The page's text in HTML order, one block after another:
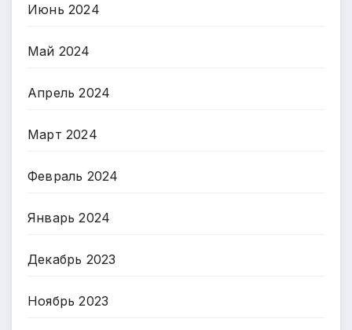
Июнь 2024
Май 2024
Апрель 2024
Март 2024
Февраль 2024
Январь 2024
Декабрь 2023
Ноябрь 2023